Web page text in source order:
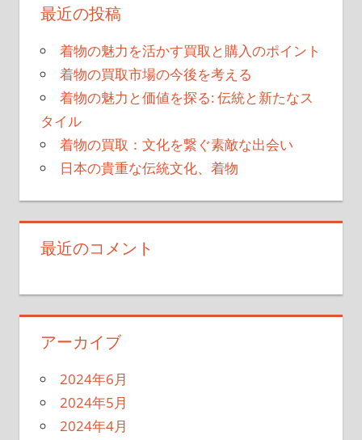
最近の投稿
着物の魅力を活かす買取と購入のポイント
着物の買取市場の今後を考える
着物の魅力と価値を探る: 伝統と新たなス
タイル
着物の買取：文化を繋ぐ素敵な出会い
日本の貴重な伝統文化、着物
最近のコメント
アーカイブ
2024年6月
2024年5月
2024年4月